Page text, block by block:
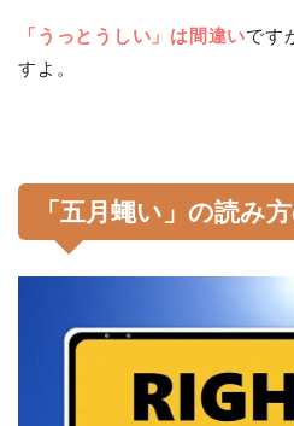
「うっとうしい」は間違いです
すよ。
「五月蠅い」の読み